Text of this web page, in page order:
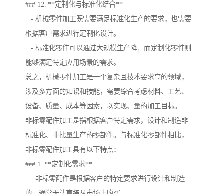
### 12. **定制化与标准化结合**
- 机械零件加工既需要满足标准化生产的要求，也需要
根据客户需求进行定制化设计。
- 标准化零件可以通过大规模生产降，而定制化零件则
能够满足特定应用场景的需求。
总之，机械零件加工是一个复杂且技术要求高的领域，
涉及多方面的知识和技能，需要综合考虑材料、工艺、
设备、质量、成本等因素，以实现、量的加工目标。
非标零配件加工是指根据客户特定需求，设计和制造非
标准化、非批量生产的零部件。与标准化零部件相比，
非标零配件加工具有以下特点：
### 1. **定制化需求**
- 非标零配件是根据客户的特定要求进行设计和制造